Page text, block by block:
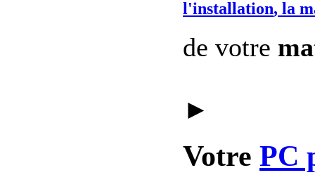
l'installation, la
de votre
►
Votre PC